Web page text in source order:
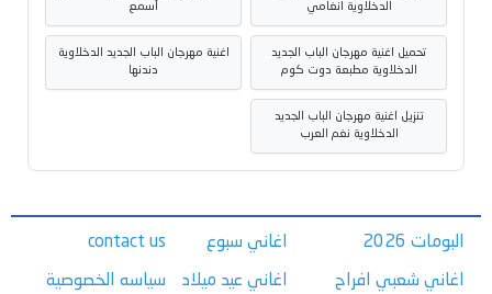
الدخلاوية انغامي
أسمع
تحميل اغنية مهرجان الباب الجديد
الدخلاوية مطبعة دوت كوم
اغنية مهرجان الباب الجديد الدخلاوية
دندنها
تنزيل اغنية مهرجان الباب الجديد
الدخلاوية نغم العرب
البومات 2026
اغاني شعبي افراح
اغاني سبوع
اغاني عيد ميلاد
contact us
سياسه الخصوصية